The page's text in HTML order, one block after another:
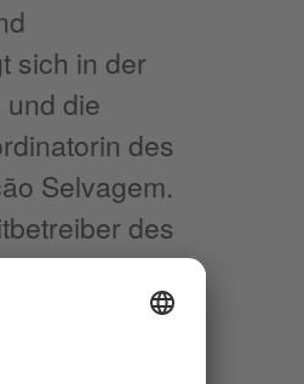
sich in der
die
des
Selvagem.
des
Indígenas) in